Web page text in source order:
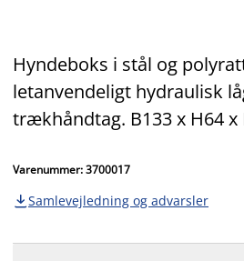
Hyndeboks i stål og
letanvendeligt hydraulisk
trækhåndtag. B133 x H64 x
Varenummer: 3700017
 Samlevejledning og advarsler